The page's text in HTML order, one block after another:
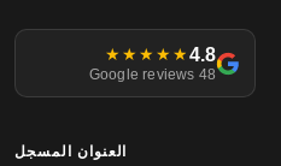
4.8
★★★★★
48 Google reviews
العنوان المسجل